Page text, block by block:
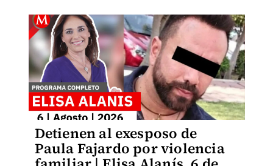
Detienen al exesposo de
Paula Fajardo por violencia